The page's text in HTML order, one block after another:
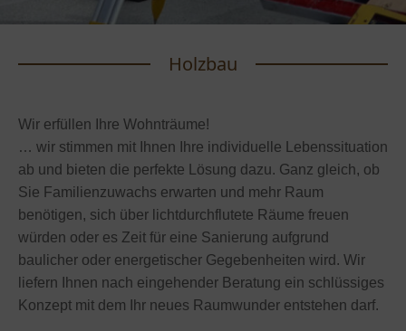
Holzbau
Wir erfüllen Ihre Wohnträume!
… wir stimmen mit Ihnen Ihre individuelle Lebenssituation
ab und bieten die perfekte Lösung dazu. Ganz gleich, ob
Sie Familienzuwachs erwarten und mehr Raum
benötigen, sich über lichtdurchflutete Räume freuen
würden oder es Zeit für eine Sanierung aufgrund
baulicher oder energetischer Gegebenheiten wird. Wir
liefern Ihnen nach eingehender Beratung ein schlüssiges
Konzept mit dem Ihr neues Raumwunder entstehen darf.